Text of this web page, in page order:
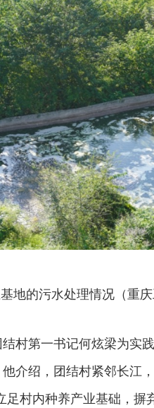
地的污水处理情况（重
村第一书记何炫梁为实
介绍，团结村紧邻长江
足村内种养产业基础，摒